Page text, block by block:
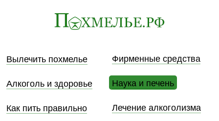
Вылечить похмелье
Фирменные средства
Алкоголь и здоровье
Наука и печень
Как пить правильно
Лечение алкоголизма